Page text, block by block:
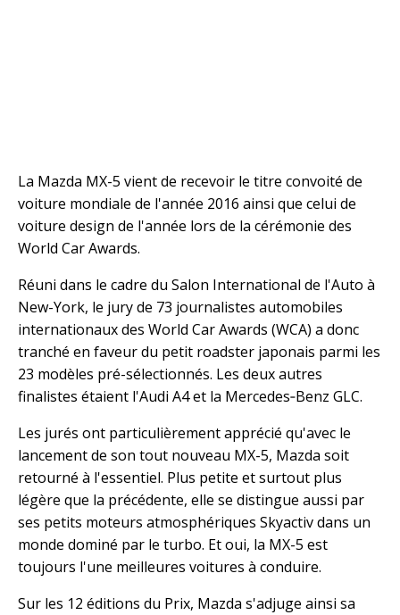
La Mazda MX-5 vient de recevoir le titre convoité de
voiture mondiale de l'année 2016 ainsi que celui de
voiture design de l'année lors de la cérémonie des
World Car Awards.
Réuni dans le cadre du Salon International de l'Auto à
New-York, le jury de 73 journalistes automobiles
internationaux des World Car Awards (WCA) a donc
tranché en faveur du petit roadster japonais parmi les
23 modèles pré-sélectionnés. Les deux autres
finalistes étaient l'Audi A4 et la Mercedes‐Benz GLC.
Les jurés ont particulièrement apprécié qu'avec le
lancement de son tout nouveau MX-5, Mazda soit
retourné à l'essentiel. Plus petite et surtout plus
légère que la précédente, elle se distingue aussi par
ses petits moteurs atmosphériques Skyactiv dans un
monde dominé par le turbo. Et oui, la MX-5 est
toujours l'une meilleures voitures à conduire.
Sur les 12 éditions du Prix, Mazda s'adjuge ainsi sa